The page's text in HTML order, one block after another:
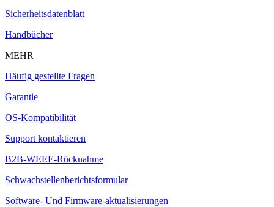
Sicherheitsdatenblatt
Handbücher
MEHR
Häufig gestellte Fragen
Garantie
OS-Kompatibilität
Support kontaktieren
B2B-WEEE-Rücknahme
Schwachstellenberichtsformular
Software- Und Firmware-aktualisierungen